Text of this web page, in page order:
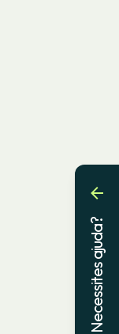
Necessites ajuda?